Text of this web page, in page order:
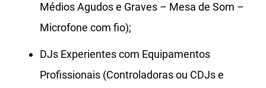
Médios Agudos e Graves – Mesa de Som –
Microfone com fio);
DJs Experientes com Equipamentos
Profissionais (Controladoras ou CDJs e